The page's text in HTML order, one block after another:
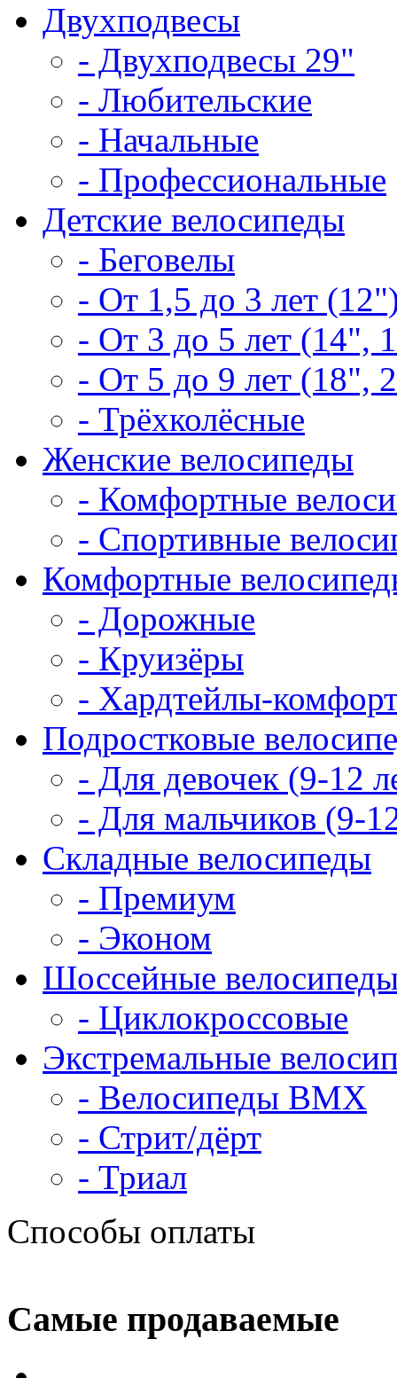
Двухподвесы
- Двухподвесы 29"
- Любительские
- Начальные
- Профессиональные
Детские велосипеды
- Беговелы
- От 1,5 до 3 лет
- От 3 до 5 лет (14",
- От 5 до 9 лет (18",
- Трёхколёсные
Женские велосипеды
- Комфортные
- Спортивные
Комфортные
- Дорожные
- Круизёры
- Хардтейлы-
Подростковые
- Для девочек (9-12
- Для мальчиков (9-
Складные велосипеды
- Премиум
- Эконом
Шоссейные
- Циклокроссовые
Экстремальные
- Велосипеды BMX
- Стрит/дёрт
- Триал
Способы оплаты
Самые продаваемые